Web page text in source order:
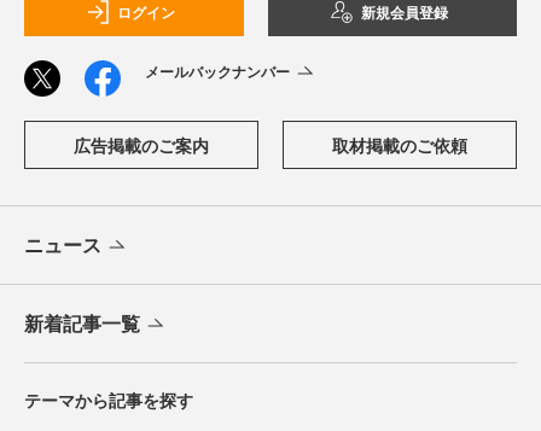
ログイン 新規会員登録
メールバックナンバー
広告掲載のご案内 取材掲載のご依頼
ニュース
新着記事一覧
テーマから記事を探す